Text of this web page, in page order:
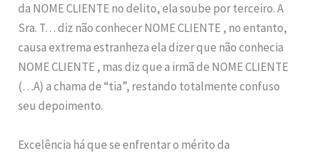
da NOME CLIENTE no delito, ela soube por terceiro. A
Sra. T… diz não conhecer NOME CLIENTE , no entanto,
causa extrema estranheza ela dizer que não conhecia
NOME CLIENTE , mas diz que a irmã de NOME CLIENTE
(…A) a chama de “tia”, restando totalmente confuso
seu depoimento.
Excelência há que se enfrentar o mérito da